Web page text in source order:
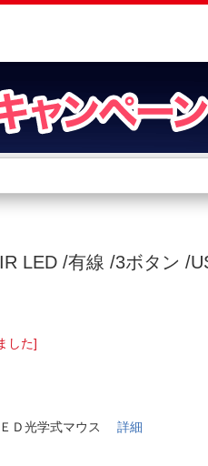
店舗
ネット
店舗情
LED /有線 /3ボタン /
した]
ＥＤ光学式マウス詳細